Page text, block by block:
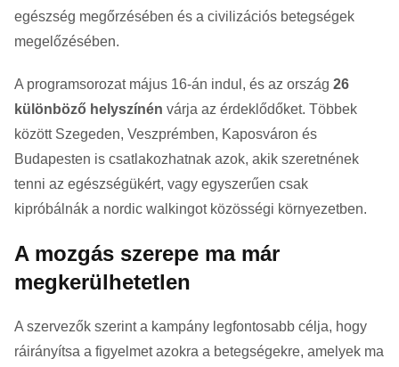
egészség megőrzésében és a civilizációs betegségek
megelőzésében.
A programsorozat május 16-án indul, és az ország 26
különböző helyszínén várja az érdeklődőket. Többek
között Szegeden, Veszprémben, Kaposváron és
Budapesten is csatlakozhatnak azok, akik szeretnének
tenni az egészségükért, vagy egyszerűen csak
kipróbálnák a nordic walkingot közösségi környezetben.
A mozgás szerepe ma már
megkerülhetetlen
A szervezők szerint a kampány legfontosabb célja, hogy
ráirányítsa a figyelmet azokra a betegségekre, amelyek ma